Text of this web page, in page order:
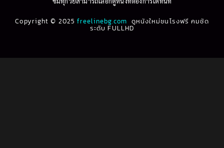
1993
1992
1991
1990
Copyright © 2025freelinebg.com ดูหนังใหม่ชนโรงฟรี คมชัด
ระดับ FULLHD